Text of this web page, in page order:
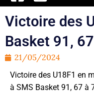
Victoire des
Basket 91,
21/05/2024
Victoire des U18F1 en
à SMS Basket 91, 67 à